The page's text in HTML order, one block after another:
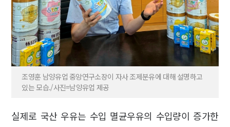
조영훈 남양유업 중앙연구소장이 자사 조제분유에 대해 설명하고
있는 모습./사진=남양유업 제공
실제로 국산 우유는 수입 멸균우유의 수입량이 증가한